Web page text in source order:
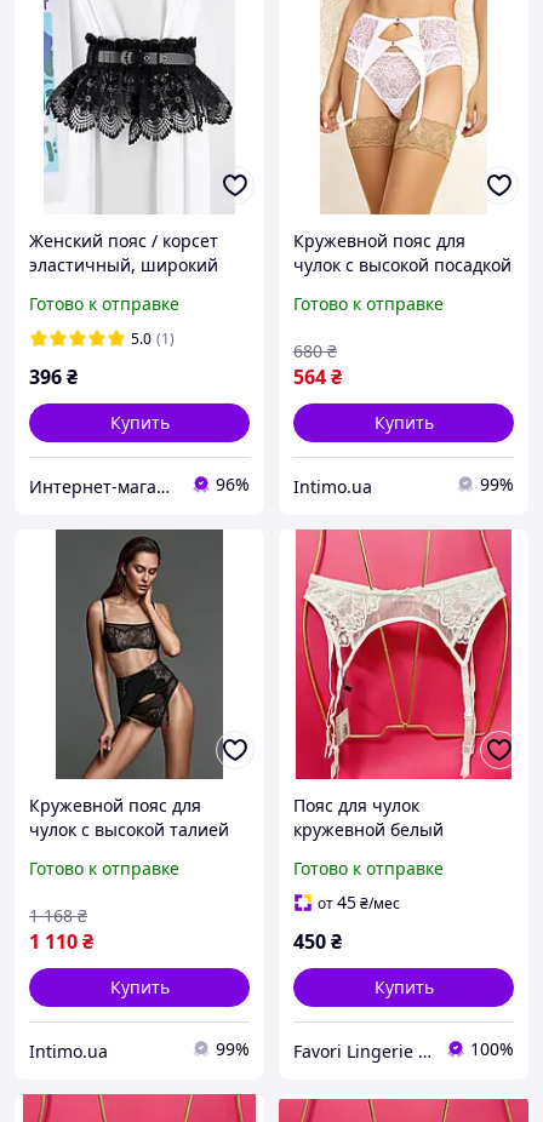
Женский пояс / корсет
эластичный, широкий
черный, One Size
(AN)34259
Готово к отправке
5.0 (1)
396₴
Купить
Интернет-магазин "Korni" 96%
Кружевной пояс для
чулок с высокой посадкой
Готово к отправке
564₴
680 ₴
Купить
Intimo.ua 99%
Кружевной пояс для
чулок с высокой талией
(69286)
Готово к отправке
1 110₴
1 168 ₴
Купить
Intimo.ua 99%
Пояс для чулок
кружевной белый
Готово к отправке
от45₴/мес
450₴
Купить
Favori Lingerie - магазин женского белья и одежды для дома 100%